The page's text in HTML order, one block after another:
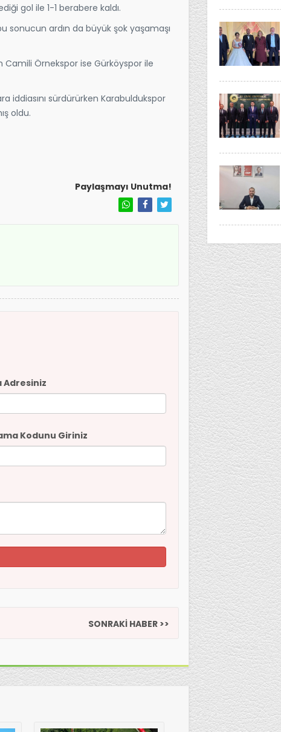
gol ile 1-1 berabere kaldı.
sonucun ardın da büyük şok yaşamaşı
Örnekspor ise Gürköyspor ile
iddiasını sürdürürken Karabuldukspor
oldu.
Paylaşmayı Unutma!
Adresiniz
Kodunu Giriniz
SONRAKİ HABER >>